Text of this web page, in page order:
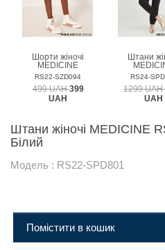
Шорти жіночі
MEDICINE
RS22-SZD094
499 UAH399
UAH
Штани
RS24-
1299 UAH
UAH
Штани жіночі MEDICINE
Білий
Модель : RS22-SPD801
Помістити в кошик